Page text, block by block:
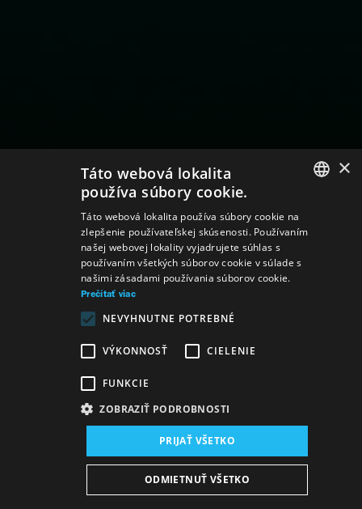
×
Táto webová lokalita
používa súbory cookie.
Táto webová lokalita používa súbory cookie na
zlepšenie používateľskej skúsenosti. Používaním
našej webovej lokality vyjadrujete súhlas s
používaním všetkých súborov cookie v súlade s
našimi zásadami používania súborov cookie.
Prečítať viac
NEVYHNUTNE POTREBNÉ
VÝKONNOSŤ CIELENIE
FUNKCIE
ZOBRAZIŤ PODROBNOSTI
PRIJAŤ VŠETKO
ODMIETNUŤ VŠETKO